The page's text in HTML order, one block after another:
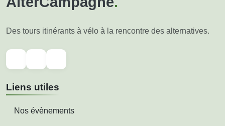
Des tours itinérants à vélo à la rencontre des alternatives.
Liens utiles
Nos évènements